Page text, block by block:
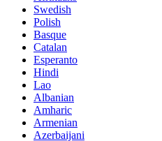
Swedish
Polish
Basque
Catalan
Esperanto
Hindi
Lao
Albanian
Amharic
Armenian
Azerbaijani